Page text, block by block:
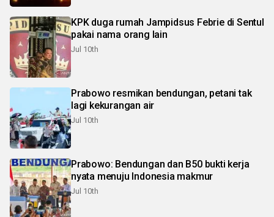
KPK duga rumah Jampidsus Febrie di Sentul
pakai nama orang lain
Jul 10th
Prabowo resmikan bendungan, petani tak
lagi kekurangan air
Jul 10th
Prabowo: Bendungan dan B50 bukti kerja
nyata menuju Indonesia makmur
Jul 10th